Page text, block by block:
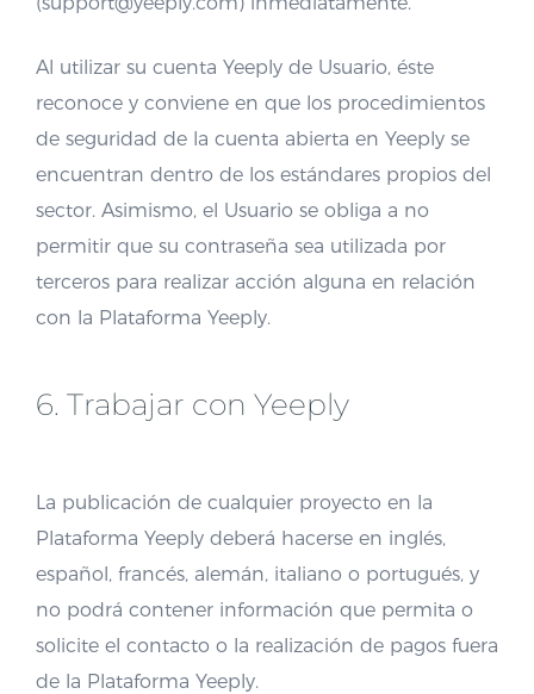
Al utilizar su cuenta Yeeply de Usuario, éste
reconoce y conviene en que los procedimientos
de seguridad de la cuenta abierta en Yeeply se
encuentran dentro de los estándares propios del
sector. Asimismo, el Usuario se obliga a no
permitir que su contraseña sea utilizada por
terceros para realizar acción alguna en relación
con la Plataforma Yeeply.
6. Trabajar con Yeeply
La publicación de cualquier proyecto en la
Plataforma Yeeply deberá hacerse en inglés,
español, francés, alemán, italiano o portugués, y
no podrá contener información que permita o
solicite el contacto o la realización de pagos fuera
de la Plataforma Yeeply.